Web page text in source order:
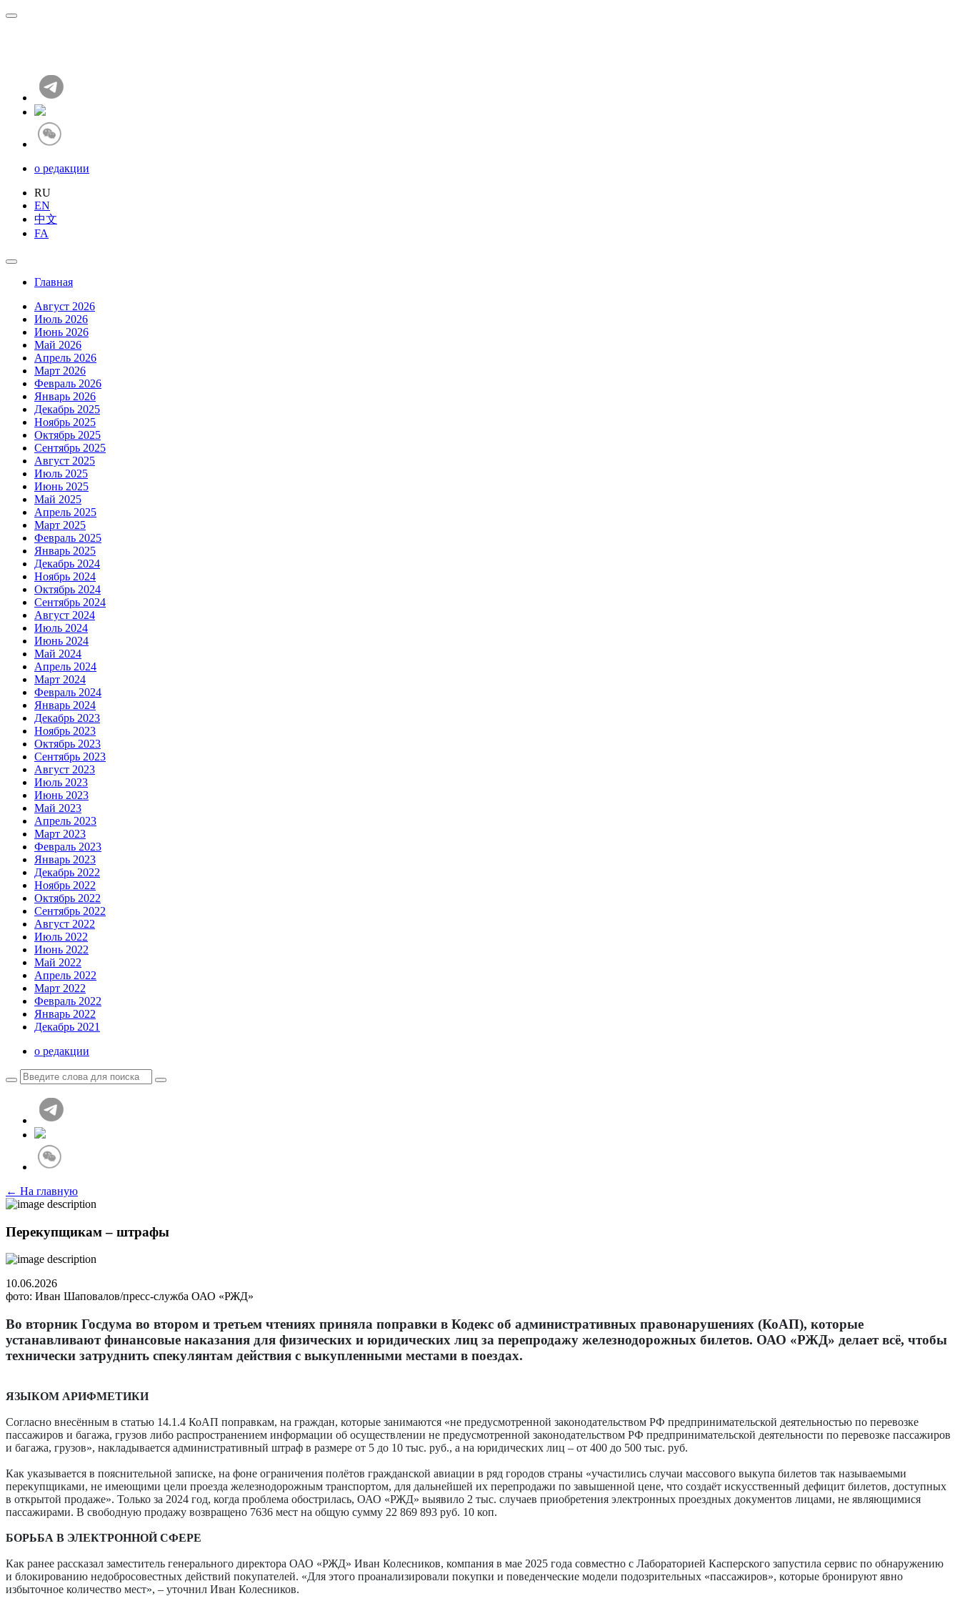
о редакции
RU
EN
中文
FA
Главная
Август 2026
Июль 2026
Июнь 2026
Май 2026
Апрель 2026
Март 2026
Февраль 2026
Январь 2026
Декабрь 2025
Ноябрь 2025
Октябрь 2025
Сентябрь 2025
Август 2025
Июль 2025
Июнь 2025
Май 2025
Апрель 2025
Март 2025
Февраль 2025
Январь 2025
Декабрь 2024
Ноябрь 2024
Октябрь 2024
Сентябрь 2024
Август 2024
Июль 2024
Июнь 2024
Май 2024
Апрель 2024
Март 2024
Февраль 2024
Январь 2024
Декабрь 2023
Ноябрь 2023
Октябрь 2023
Сентябрь 2023
Август 2023
Июль 2023
Июнь 2023
Май 2023
Апрель 2023
Март 2023
Февраль 2023
Январь 2023
Декабрь 2022
Ноябрь 2022
Октябрь 2022
Сентябрь 2022
Август 2022
Июль 2022
Июнь 2022
Май 2022
Апрель 2022
Март 2022
Февраль 2022
Январь 2022
Декабрь 2021
о редакции
← На главную
Перекупщикам – штрафы
10.06.2026
фото: Иван Шаповалов/пресс-служба ОАО «РЖД»
Во вторник Госдума во втором и третьем чтениях приняла поправки в Кодекс об административных правонарушениях (КоАП), которые
устанавливают финансовые наказания для физических и юридических лиц за перепродажу железнодорожных билетов. ОАО «РЖД» делает всё, чтобы
технически затруднить спекулянтам действия с выкупленными местами в поездах.
ЯЗЫКОМ АРИФМЕТИКИ
Согласно внесённым в статью 14.1.4 КоАП поправкам, на граждан, которые занимаются «не предусмотренной законодательством РФ предпринимательской деятельностью по перевозке
пассажиров и багажа, грузов либо распространением информации об осуществлении не предусмотренной законодательством РФ предпринимательской деятельности по перевозке пассажиров
и багажа, грузов», накладывается административный штраф в размере от 5 до 10 тыс. руб., а на юридических лиц – от 400 до 500 тыс. руб.
Как указывается в пояснительной записке, на фоне ограничения полётов гражданской авиации в ряд городов страны «участились случаи массового выкупа билетов так называемыми
перекупщиками, не имеющими цели проезда железнодорожным транспортом, для дальнейшей их перепродажи по завышенной цене, что создаёт искусственный дефицит билетов, доступных
в открытой продаже». Только за 2024 год, когда проблема обострилась, ОАО «РЖД» выявило 2 тыс. случаев приобретения электронных проездных документов лицами, не являющимися
пассажирами. В свободную продажу возвращено 7636 мест на общую сумму 22 869 893 руб. 10 коп.
БОРЬБА В ЭЛЕКТРОННОЙ СФЕРЕ
Как ранее рассказал заместитель генерального директора ОАО «РЖД» Иван Колесников, компания в мае 2025 года совместно с Лабораторией Касперского запустила сервис по обнаружению
и блокированию недобросовестных действий покупателей. «Для этого проанализировали покупки и поведенческие модели подозрительных «пассажиров», которые бронируют явно
избыточное количество мест», – уточнил Иван Колесников.